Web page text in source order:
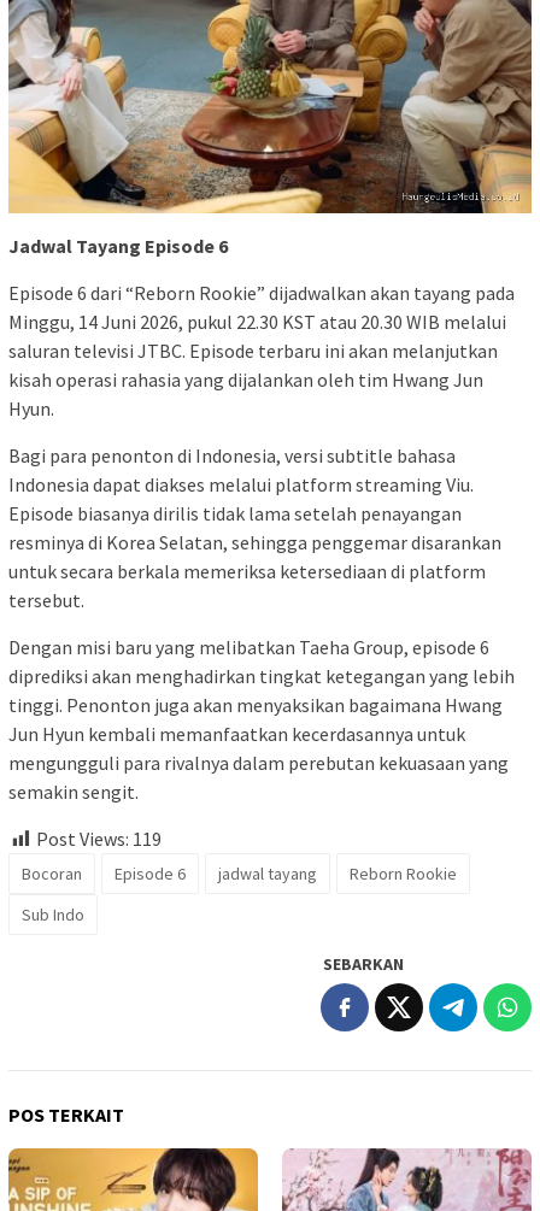
Jadwal Tayang Episode 6
Episode 6 dari “Reborn Rookie” dijadwalkan akan tayang pada
Minggu, 14 Juni 2026, pukul 22.30 KST atau 20.30 WIB melalui
saluran televisi JTBC. Episode terbaru ini akan melanjutkan
kisah operasi rahasia yang dijalankan oleh tim Hwang Jun
Hyun.
Bagi para penonton di Indonesia, versi subtitle bahasa
Indonesia dapat diakses melalui platform streaming Viu.
Episode biasanya dirilis tidak lama setelah penayangan
resminya di Korea Selatan, sehingga penggemar disarankan
untuk secara berkala memeriksa ketersediaan di platform
tersebut.
Dengan misi baru yang melibatkan Taeha Group, episode 6
diprediksi akan menghadirkan tingkat ketegangan yang lebih
tinggi. Penonton juga akan menyaksikan bagaimana Hwang
Jun Hyun kembali memanfaatkan kecerdasannya untuk
mengungguli para rivalnya dalam perebutan kekuasaan yang
semakin sengit.
Post Views: 119
Bocoran Episode 6 jadwal tayang
Reborn Rookie
Sub Indo
SEBARKAN
POS TERKAIT